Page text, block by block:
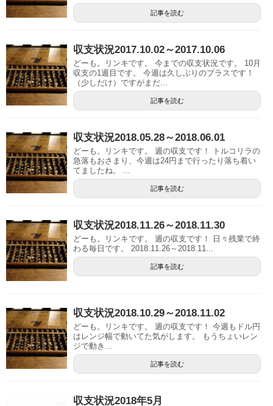
記事を読む
収支状況2017.10.02～2017.10.06
どーも。リンキです。 今までの収支状況です。 10月
収支の1週目です。 今週は久しぶりのプラスです！
（少しだけ）ですがまだ...
記事を読む
収支状況2018.05.28～2018.06.01
どーも。リンキです。 週の収支です！ トルコリラの
急落もおさまり、今週は24円まで行ったり落ち着い
てましたね。 ...
記事を読む
収支状況2018.11.26～2018.11.30
どーも。リンキです。 週の収支です！ 日々残業で終
わる毎日です。 2018.11.26～2018.11...
記事を読む
収支状況2018.10.29～2018.11.02
どーも。リンキです。 週の収支です！ 今週もドル円
はレンジ幅で動いてた気がします。 もうちょいレン
ジで動き...
記事を読む
収支状況2018年5月